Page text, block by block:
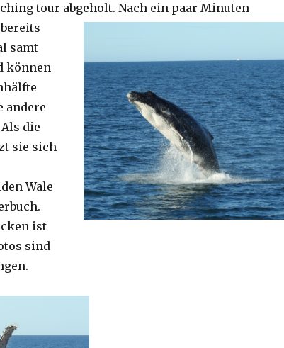
tour abgeholt. Nach ein paar Minuten
samt
können
andere
die
sie sich
Wale
ist
sind